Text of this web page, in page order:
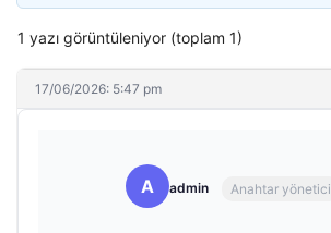
1 yazı görüntüleniyor (toplam 1)
17/06/2026: 5:47 pm
A admin Anahtar yönetici